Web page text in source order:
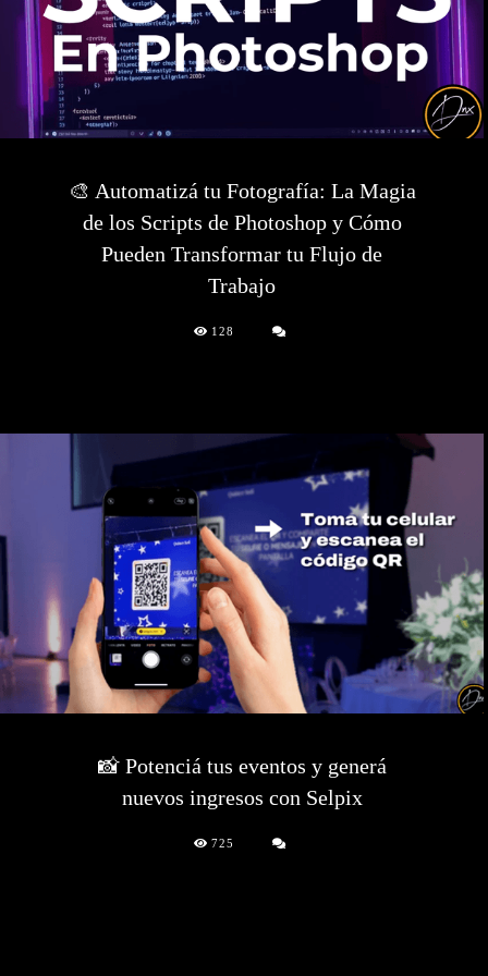
🎨 Automatizá tu Fotografía: La Magia
de los Scripts de Photoshop y Cómo
Pueden Transformar tu Flujo de
Trabajo
128
📸 Potenciá tus eventos y generá
nuevos ingresos con Selpix
725